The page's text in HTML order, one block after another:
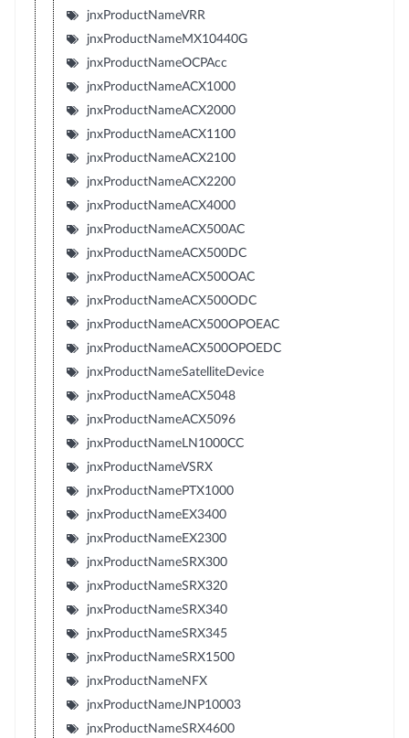
jnxProductNameVRR
jnxProductNameMX10440G
jnxProductNameOCPAcc
jnxProductNameACX1000
jnxProductNameACX2000
jnxProductNameACX1100
jnxProductNameACX2100
jnxProductNameACX2200
jnxProductNameACX4000
jnxProductNameACX500AC
jnxProductNameACX500DC
jnxProductNameACX500OAC
jnxProductNameACX500ODC
jnxProductNameACX500OPOEAC
jnxProductNameACX500OPOEDC
jnxProductNameSatelliteDevice
jnxProductNameACX5048
jnxProductNameACX5096
jnxProductNameLN1000CC
jnxProductNameVSRX
jnxProductNamePTX1000
jnxProductNameEX3400
jnxProductNameEX2300
jnxProductNameSRX300
jnxProductNameSRX320
jnxProductNameSRX340
jnxProductNameSRX345
jnxProductNameSRX1500
jnxProductNameNFX
jnxProductNameJNP10003
jnxProductNameSRX4600